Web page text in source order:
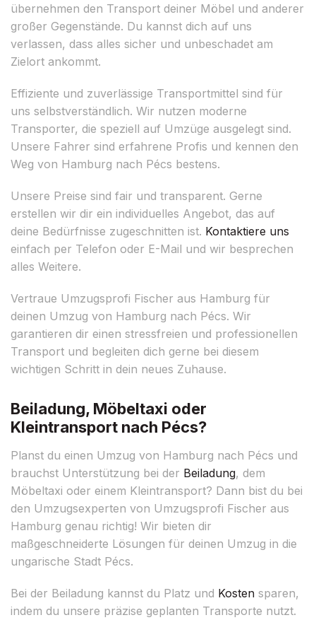
übernehmen den Transport deiner Möbel und anderer
großer Gegenstände. Du kannst dich auf uns
verlassen, dass alles sicher und unbeschadet am
Zielort ankommt.
Effiziente und zuverlässige Transportmittel sind für
uns selbstverständlich. Wir nutzen moderne
Transporter, die speziell auf Umzüge ausgelegt sind.
Unsere Fahrer sind erfahrene Profis und kennen den
Weg von Hamburg nach Pécs bestens.
Unsere Preise sind fair und transparent. Gerne
erstellen wir dir ein individuelles Angebot, das auf
deine Bedürfnisse zugeschnitten ist. Kontaktiere uns
einfach per Telefon oder E-Mail und wir besprechen
alles Weitere.
Vertraue Umzugsprofi Fischer aus Hamburg für
deinen Umzug von Hamburg nach Pécs. Wir
garantieren dir einen stressfreien und professionellen
Transport und begleiten dich gerne bei diesem
wichtigen Schritt in dein neues Zuhause.
Beiladung, Möbeltaxi oder
Kleintransport nach Pécs?
Planst du einen Umzug von Hamburg nach Pécs und
brauchst Unterstützung bei der Beiladung, dem
Möbeltaxi oder einem Kleintransport? Dann bist du bei
den Umzugsexperten von Umzugsprofi Fischer aus
Hamburg genau richtig! Wir bieten dir
maßgeschneiderte Lösungen für deinen Umzug in die
ungarische Stadt Pécs.
Bei der Beiladung kannst du Platz und Kosten sparen,
indem du unsere präzise geplanten Transporte nutzt.